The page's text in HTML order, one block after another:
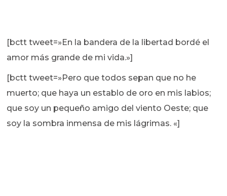
[bctt tweet=»En la bandera de la libertad bordé el
amor más grande de mi vida.»]
[bctt tweet=»Pero que todos sepan que no he
muerto; que haya un establo de oro en mis labios;
que soy un pequeño amigo del viento Oeste; que
soy la sombra inmensa de mis lágrimas. «]